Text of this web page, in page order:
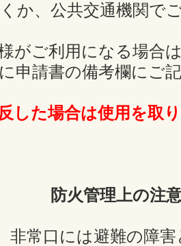
か、公共交通機関で
がご利用になる場合
申請書の備考欄にご
反した場合は使用を取
防火管理上の注
非常口には避難の障